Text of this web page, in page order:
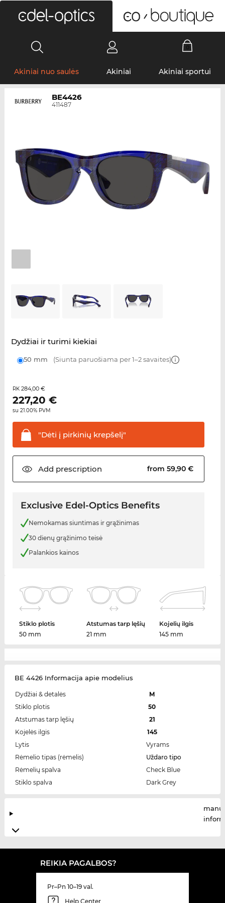
Akiniai nuo saulės Akiniai Akiniai sportui
BE4426
411487
Dydžiai ir turimi kiekiai
50 mm (Siunta paruošiama per 1–2 savaites)
RK 284,00 €
227,20 €
su 21.00% PVM
"Dėti į pirkinių krepšelį"
Add prescription from 59,90 €
Exclusive Edel-Optics Benefits
Nemokamas siuntimas ir grąžinimas
30 dienų grąžinimo teisė
Palankios kainos
Stiklo plotis
50 mm
Atstumas tarp lęšių
21 mm
Kojelių ilgis
145 mm
BE 4426 Informacija apie modelius
Dydžiai & detalės
M
Stiklo plotis
50
Atstumas tarp lęšių
21
Kojelės ilgis
145
Lytis
Vyrams
Rėmelio tipas (rėmelis)
Uždaro tipo
Rėmelių spalva
Check Blue
Stiklo spalva
Dark Grey
REIKIA PAGALBOS?
Pr–Pn 10–19 val.
Help Center